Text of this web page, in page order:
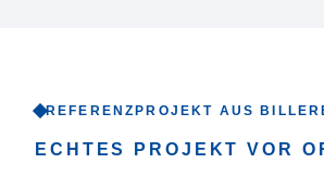
REFERENZPROJEKT AUS
ECHTES PROJEKT VOR